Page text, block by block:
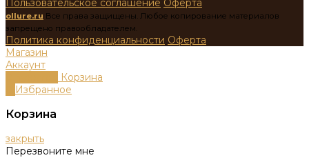
Пользовательское соглашение Оферта
ollure.ru Все права защищены. Любое копирование материалов
запрещено правообладателем.
Политика конфиденциальности Оферта
Магазин
Аккаунт
Корзина
Избранное
Корзина
закрыть
Перезвоните мне